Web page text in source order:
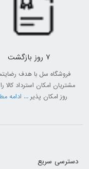
7 روز بازگشت
فروشگاه سل با هدف
روز امکان پذیر... ادامه
دسترسی سریع